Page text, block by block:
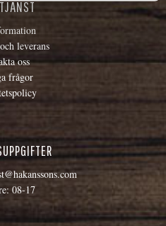
leverans
oss
frågor
08-17